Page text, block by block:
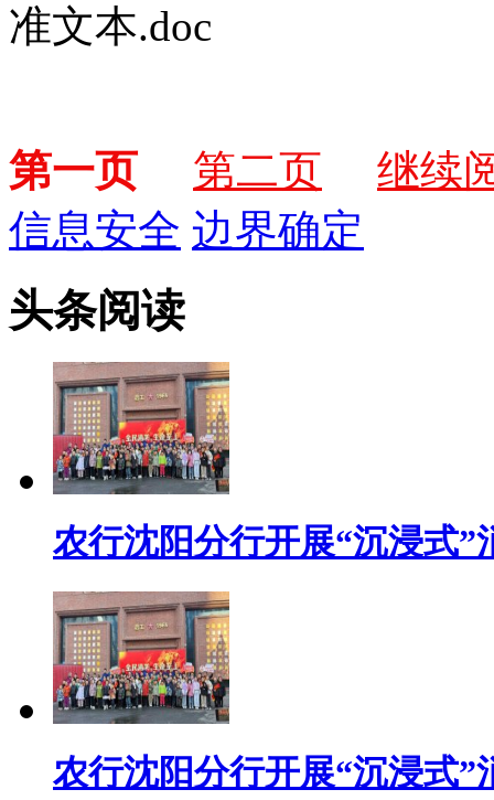
准文本.doc
第一页 第二页
继续
信息安全 边界确定
头条阅读
农行沈阳分行开展“沉浸式
农行沈阳分行开展“沉浸式